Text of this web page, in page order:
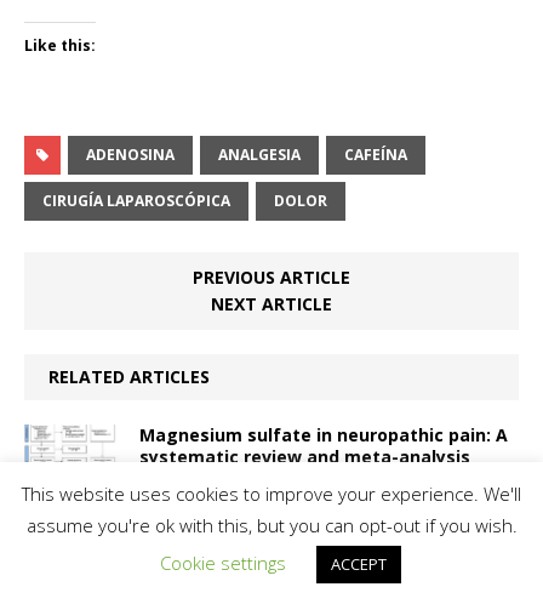
Like this:
ADENOSINA ANALGESIA CAFEÍNA
CIRUGÍA LAPAROSCÓPICA DOLOR
PREVIOUS ARTICLE
NEXT ARTICLE
RELATED ARTICLES
Magnesium sulfate in neuropathic pain: A
systematic review and meta-analysis
Fundamentals for opioid rotation.
Chemical and pharmacological
This website uses cookies to improve your experience. We'll
assume you're ok with this, but you can opt-out if you wish.
Cookie settings
ACCEPT